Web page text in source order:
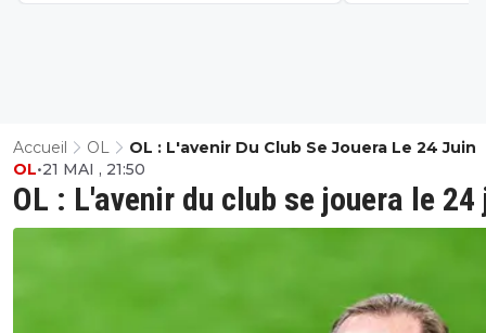
Accueil OL OL : L'avenir Du Club Se Jouera Le 24 Juin
OL : L'avenir du club se jouera le 24
OL•21 MAI , 21:50